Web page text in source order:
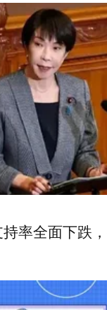
选时便已经上
的蓝绿撕裂
看他起朱楼
率全面下跌